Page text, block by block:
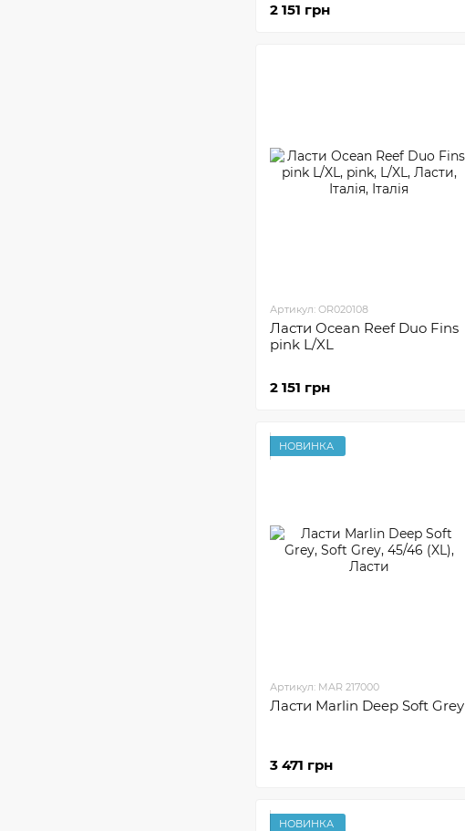
2 151 грн
Артикул: OR020108
Ласти Ocean Reef Duo Fins
pink L/XL
2 151 грн
НОВИНКА
Артикул: MAR 217000
Ласти Marlin Deep Soft Grey
3 471 грн
НОВИНКА